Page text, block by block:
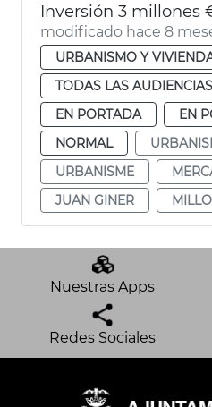
modificado hace 8
URBANISMO Y
TODAS LAS AUDIENCIAS
EN PORTADA
EN
NORMAL
URBANISME
JUAN GINER
Nuestras Apps
Redes Sociales